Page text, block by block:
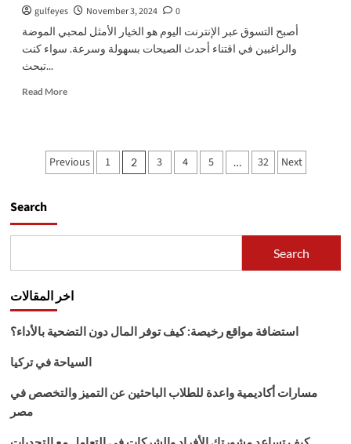
gulfeyes November 3, 2024
0
أصبح التسوق عبر الإنترنت اليوم هو الخيار الأمثل لمحبي الموضة
والراغبين في اقتناء أحدث الصيحات بسهولة وسرعة. سواء كنت
تبحث...
Read MoreRead
بذكاء:
كيف
الرجال
اون
بكل
Posts
Previous 1 2 3 4 5 … 32 Next
Search
Search
اخر المقالات
استضافة مواقع رخيصة: كيف توفر المال دون التضحية بالأداء؟
السياحة في تركيا
مسارات أكاديمية واعدة للطلاب الباحثين عن التميز والتخصص في
مصر